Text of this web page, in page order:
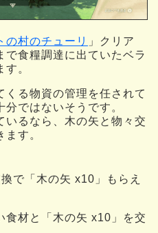
の村のチューリ
」クリア
で食糧調達に出ていたベラ
。
くる物資の管理を任されて
ではないそうです。
いるなら、木の矢と物々交
す。
で「木の矢 x10」もらえ
食材と「木の矢 x10」を交